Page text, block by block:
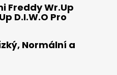
Freddy Wr.Up
D.I.W.O Pro
Normální a